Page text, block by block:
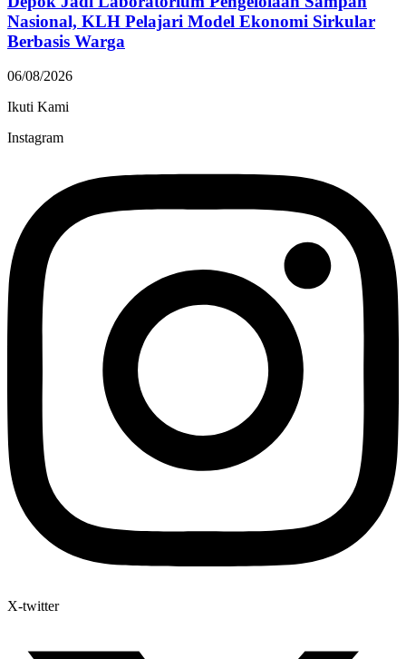
Nasional, KLH Pelajari Model Ekonomi Sirkular
Berbasis Warga
06/08/2026
Ikuti Kami
Instagram
X-twitter